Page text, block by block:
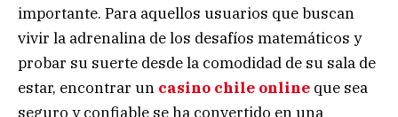
importante. Para aquellos usuarios que buscan
vivir la adrenalina de los desafíos matemáticos y
probar su suerte desde la comodidad de su sala de
estar, encontrar un casino chile online que sea
seguro y confiable se ha convertido en una